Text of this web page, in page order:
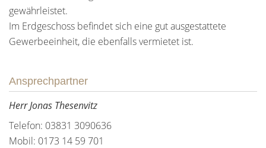
gewährleistet.
Im Erdgeschoss befindet sich eine gut ausgestattete
Gewerbeeinheit, die ebenfalls vermietet ist.
Ansprechpartner
Herr Jonas Thesenvitz
Telefon: 03831 3090636
Mobil: 0173 14 59 701